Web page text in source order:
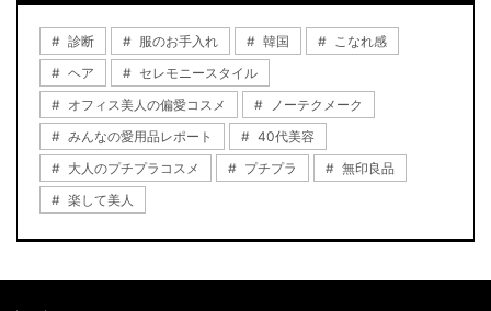
診断 服のお手入れ 韓国
こなれ感
ヘア
セレモニースタイル
オフィス美人の偏愛コスメ
ノーテクメーク
みんなの愛用品レポート
40代美容
大人のプチプラコスメ
プチプラ
無印良品
楽して美人